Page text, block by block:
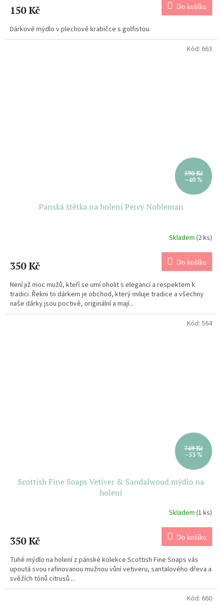
150 Kč Do košíku
Dárkové mýdlo v plechové krabičce s golfistou.
590 Kč
–40 %
Pánská štětka na holení Percy Nobleman
Skladem (2 ks)
350 Kč Do košíku
Není již moc mužů, kteří se umí oholit s elegancí a respektem k
tradici. Řekni to dárkem je obchod, který miluje tradice a všechny
naše dárky jsou poctivé, originální a mají...
Kód: 663
749 Kč
–53 %
Scottish Fine Soaps Vetiver & Sandalwood mýdlo na
holení
Skladem (1 ks)
350 Kč Do košíku
Tuhé mýdlo na holení z pánské kolekce Scottish Fine Soaps vás
upoutá svou rafinovanou mužnou vůní vetiveru, santalového dřeva a
svěžích tónů citrusů....
Kód: 564
Kód: 660